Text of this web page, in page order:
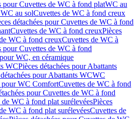
pour Cuvettes de WC à fond platWC au
au solCuvettes de WC à fond creux
détachées pour Cuvettes de WC à fond
Cuvettes de WC à fond creuxPièces
WC à fond creuxCuvettes de WC à
pour Cuvettes de WC à fond
WC, en céramique
WCPièces détachées pour Abattants
pour Abattants WCWC
pour WC ComfortCuvettes de WC à fond
pour Cuvettes de WC à fond
de WC à fond plat surélevéesPièces
WC à fond plat surélevéesCuvettes de